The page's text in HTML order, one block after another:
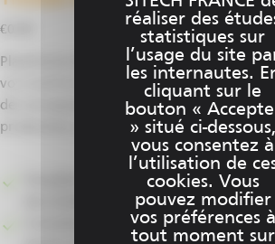
€
Plateforme de suivi de production en 3D :
vos machines guidées, pour suivre au jour
des terrassements sur vos chantiers, piloter
production, et minimiser vos interventions
Visualiser en temps réel les avancées
Consulter des rapports sur la
réaliser des
statistiques sur
l’usage du site
les internautes.
cliquant sur le
bouton «
» situé ci-dessous,
vous consentez à
l’utilisation de
cookies. Vous
pouvez modifier
vos préférences à
tout moment sur